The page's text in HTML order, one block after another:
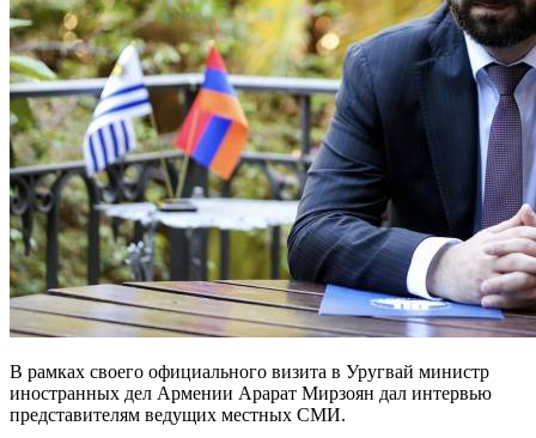
В рамках своего официального визита в Уругвай министр
иностранных дел Армении Арарат Мирзоян дал интервью
представителям ведущих местных СМИ.